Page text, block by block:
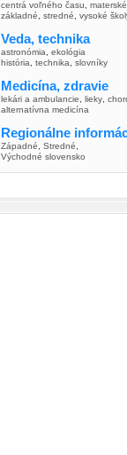
centrá voľného času materské
základné
stredné vysoké
Veda, technika
astronómia
ekológia
história
technika slovníky
Medicína, zdravie
lekári a ambulancie lieky
alternatívna medicína
Regionálne
Západné Stredné
Východné slovensko